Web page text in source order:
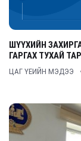
ШҮҮХИЙН
ГАРГАХ ТУХАЙ
ЦАГ ҮЕИЙН МЭДЭЭ